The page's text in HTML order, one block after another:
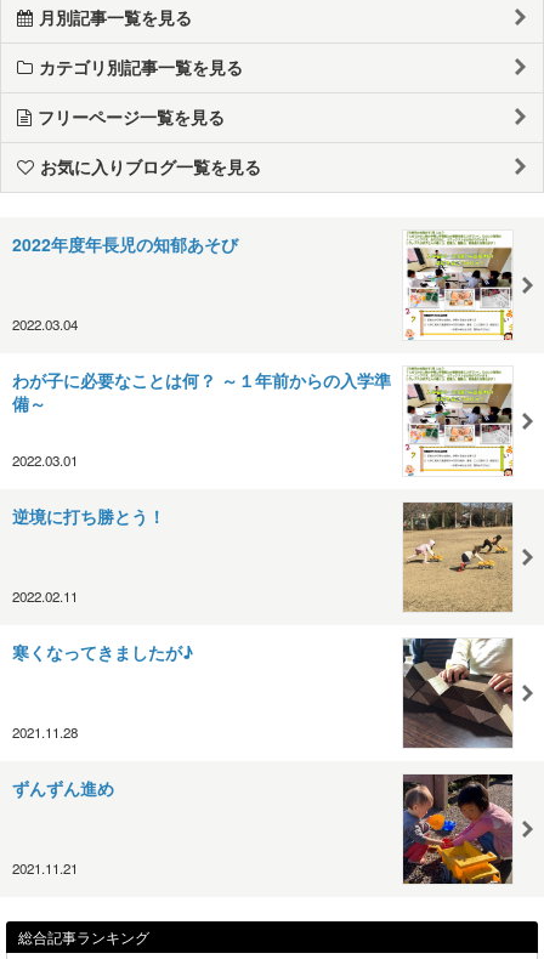
月別記事一覧を見る
カテゴリ別記事一覧を見る
フリーページ一覧を見る
お気に入りブログ一覧を見る
2022年度年長児の知郁あそび
2022.03.04
わが子に必要なことは何？ ～１年前からの入学準
備～
2022.03.01
逆境に打ち勝とう！
2022.02.11
寒くなってきましたが♪
2021.11.28
ずんずん進め
2021.11.21
総合記事ランキング